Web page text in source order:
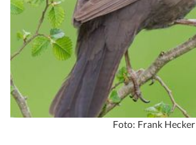
Foto: Frank Hecker